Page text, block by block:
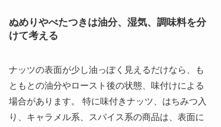
ぬめりやべたつきは油分、湿気、調味料を分
けて考える
ナッツの表面が少し油っぽく見えるだけなら、も
ともとの油分やロースト後の状態、味付けによる
場合があります。 特に味付きナッツ、はちみつ入
り、キャラメル系、スパイス系の商品は、表面に